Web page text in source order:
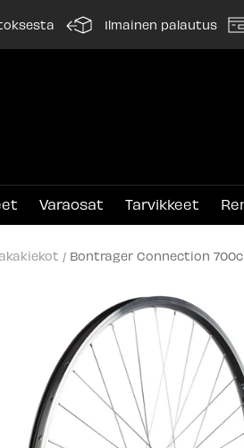
Ilmainen palautus
Varaosat Tarvikkeet
Bontrager Connection 700c